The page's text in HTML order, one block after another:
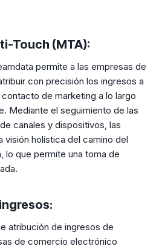
Touch (MTA):
permite a las empresas de
con precisión los ingresos a
de marketing a lo largo
Mediante el seguimiento de las
canales y dispositivos, las
visión holística del camino del
lo que permite una toma de
atribución de ingresos de
de comercio electrónico